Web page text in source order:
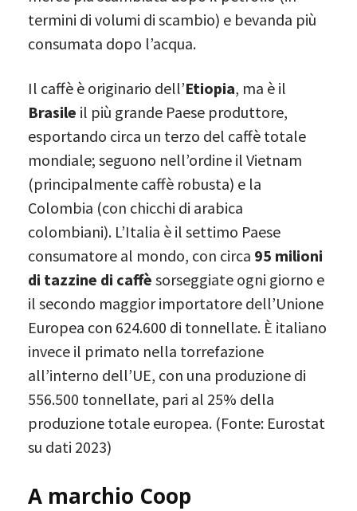
termini di volumi di scambio) e bevanda più
consumata dopo l’acqua.
Il caffè è originario dell’Etiopia, ma è il
Brasile il più grande Paese produttore,
esportando circa un terzo del caffè totale
mondiale; seguono nell’ordine il Vietnam
(principalmente caffè robusta) e la
Colombia (con chicchi di arabica
colombiani). L’Italia è il settimo Paese
consumatore al mondo, con circa 95 milioni
di tazzine di caffè sorseggiate ogni giorno e
il secondo maggior importatore dell’Unione
Europea con 624.600 di tonnellate. È italiano
invece il primato nella torrefazione
all’interno dell’UE, con una produzione di
556.500 tonnellate, pari al 25% della
produzione totale europea. (Fonte: Eurostat
su dati 2023)
A marchio Coop